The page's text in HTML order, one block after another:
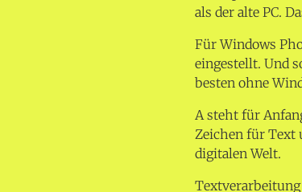
als der alte PC.
Für Windows
eingestellt. Und
besten ohne
A steht für
Zeichen für Text
digitalen Welt.